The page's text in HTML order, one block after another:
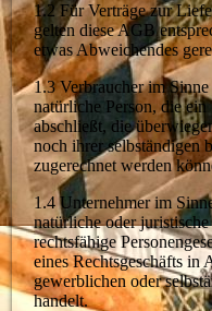
1.2 Für Verträge zur
gelten diese AGB
etwas Abweichendes
1.3 Verbraucher im
natürliche Person, die
abschließt, die
noch ihrer selbständigen
zugerechnet werden
1.4 Unternehmer im
natürliche oder
rechtsfähige
eines Rechtsgeschäfts in
gewerblichen oder
handelt.